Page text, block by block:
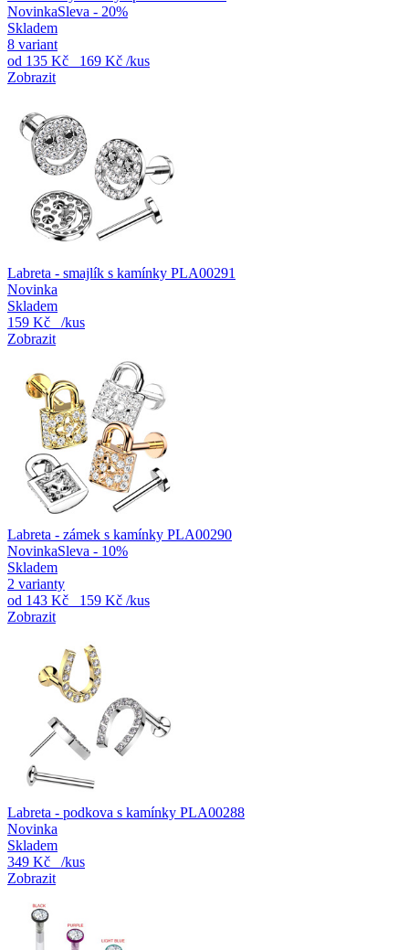
NovinkaSleva - 20%
Skladem
8 variant
od 135 Kč 169 Kč /kus
Zobrazit
Labreta - smajlík s kamínky PLA00291
Novinka
Skladem
159 Kč
/kus
Zobrazit
Labreta - zámek s kamínky PLA00290
NovinkaSleva - 10%
Skladem
2 varianty
od 143 Kč 159 Kč /kus
Zobrazit
Labreta - podkova s kamínky PLA00288
Novinka
Skladem
349 Kč
/kus
Zobrazit